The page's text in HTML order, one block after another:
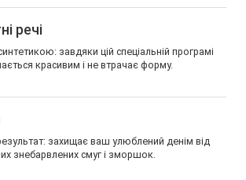
речі
завдяки цій спеціальній програмі
красивим і не втрачає форму.
захищає ваш улюблений денім від
знебарвлених смуг і зморшок.